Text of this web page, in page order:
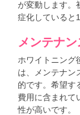
が変動します。
症化していると
メンテナン
ホワイトニング
は、メンテナン
的です。希望す
費用に含まれて
性が高いです。